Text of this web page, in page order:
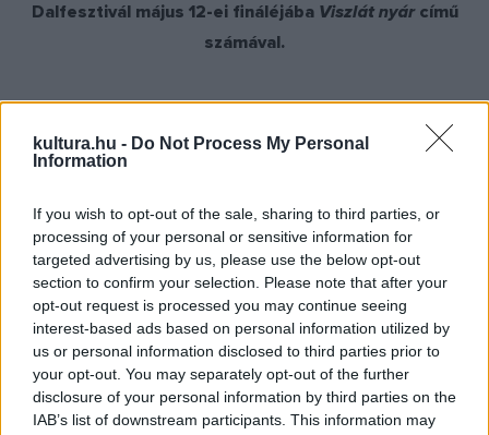
kultura.hu - Do Not Process My Personal
Information
If you wish to opt-out of the sale, sharing to third parties, or
processing of your personal or sensitive information for
targeted advertising by us, please use the below opt-out
section to confirm your selection. Please note that after your
opt-out request is processed you may continue seeing
interest-based ads based on personal information utilized by
us or personal information disclosed to third parties prior to
your opt-out. You may separately opt-out of the further
disclosure of your personal information by third parties on the
IAB’s list of downstream participants. This information may
Dalfesztivál május 12-ei fináléjába Viszlát nyárcímű
számával.
Siklósi Örs énekes az MTI-nek elmondta, hogy bár a
elvesztéséről szóló szövegét magyarul adják elő, de a
tévénézők és a helyi közönség is tudhatja, miről szól, hiszen
készítettek egy angol nyelvű verziót, hogy a dal
mondanivalója mindenki számára érthető legyen.